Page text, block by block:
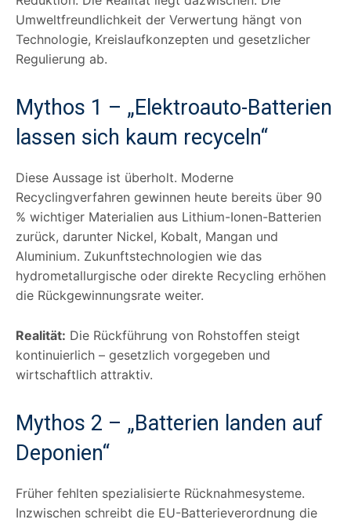
Umweltfreundlichkeit der Verwertung hängt von
Technologie, Kreislaufkonzepten und gesetzlicher
Regulierung ab.
Mythos 1 – „Elektroauto-Batterien
lassen sich kaum recyceln“
Diese Aussage ist überholt. Moderne
Recyclingverfahren gewinnen heute bereits über 90
% wichtiger Materialien aus Lithium-Ionen-Batterien
zurück, darunter Nickel, Kobalt, Mangan und
Aluminium. Zukunftstechnologien wie das
hydrometallurgische oder direkte Recycling erhöhen
die Rückgewinnungsrate weiter.
Realität: Die Rückführung von Rohstoffen steigt
kontinuierlich – gesetzlich vorgegeben und
wirtschaftlich attraktiv.
Mythos 2 – „Batterien landen auf
Deponien“
Früher fehlten spezialisierte Rücknahmesysteme.
Inzwischen schreibt die EU-Batterieverordnung die